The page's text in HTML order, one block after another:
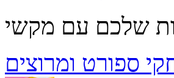
ספורט ומרוצים